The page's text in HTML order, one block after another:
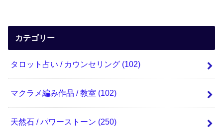
カテゴリー
タロット占い / カウンセリング (102)
マクラメ編み作品 / 教室 (102)
天然石 / パワーストーン (250)